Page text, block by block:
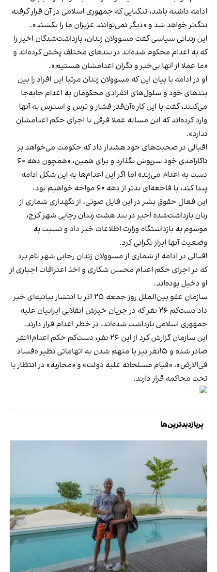
ادامه داشته باشد، تنگنایی که جمهوری اسلامی در آن قرار گرفته
تنگ‌تر خواهد شد و «دیگر نمی‌توانند عزیزان ما را بکشند».
این زندانی سیاسی گفت مسوولان زندان، بازداشت‌شدگان اخیر را
که به اعدام محکوم شده‌اند در بندهای مختلف پخش کرده‌اند و
«ما عملا از آنها بی‌خبر و نگران اعدامشان هستیم».
او در ادامه با بیان این که مسوولان زندان مرتبا این افراد را بین
بندهای خود و سلول‌های انفرادی محکومان به اعدام جابه‌جا
می‌کنند، گفت با این کار «آن‌قدر فشار و ترس و استرس به آنها
وارد کرده‌اند که این مساله عملا فرقی با اجرای حکم اعدامشان
ندارد».
اقبالی در صحبت‌های خود هشدار داد که حکومت می‌خواهد بر
ناکارآمدی خود سرپوش بگذارد و برای همین، «همچون دهه ۶۰
دست به اعدام می‌زند» اما اگر این اعدام‌ها به این شکل ادامه
پیدا کند، با فاجعه‌ای بدتر از دهه ۶۰ مواجه خواهیم بود.
این فعال حقوق بشر در این فایل صوتی، از نگهداری شماری از
زنان بازداشت‌شده اخیر در بند هشت زندان رجایی شهر کرج،
موسوم به بازداشتگاه وزارت اطلاعات خبر داد و نسبت به
وضعیت آنها ابراز نگرانی کرد.
اقبالی در ادامه از شماری از مسوولان زندان رجایی شهر نام برد
که در اجرای حکم اعدام محسن شکاری و اخذ اعترافات اجباری از
او دخیل بوده‌اند.
سازمان عفو بین‌الملل روز جمعه ۲۵ آذر با انتشار بیانیه‌ای خبر
داد دست‌کم ۲۶ نفر که در جریان خیزش انقلابی ایرانیان علیه
جمهوری اسلامی بازداشت شده‌اند، در خطر اعدام قرار دارند.
این سازمان گزارش کرد از این ۲۶ نفر، دست‌کم حکم اعدام۱۱نفر
صادر شده و ۱۵نفر نیز با متهم شدن به اتهاماتی نظیر «فساد
فی‌الارض»، «قیام مسلحانه علیه دولت» و «محاربه» در انتظار یا
تحت محاکمه قرار دارند.
پربازدیدترین‌ها